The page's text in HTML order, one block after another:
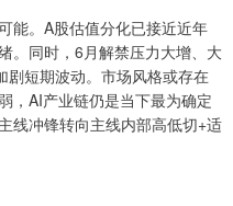
。A股估值分化已接近近年
。同时，6月解禁压力大增、大
剧短期波动。市场风格或存在
，AI产业链仍是当下最为确定
线冲锋转向主线内部高低切+适